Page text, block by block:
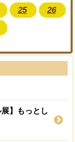
25
26
】もっとし